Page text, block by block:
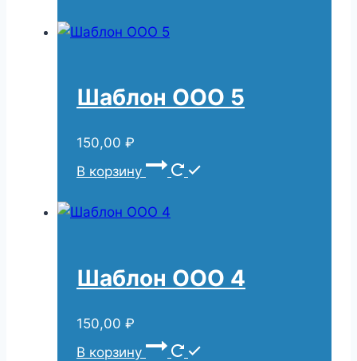
Шаблон ООО 5
150,00 ₽
В корзину
Шаблон ООО 4
150,00 ₽
В корзину